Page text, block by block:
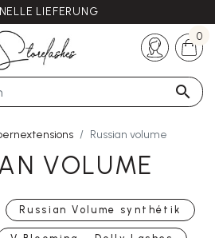
LIEFERUNG
Fragen? +33 (0)5 57 21 62 94

0
Russian volume
VOLUME
Russian Volume synthétik